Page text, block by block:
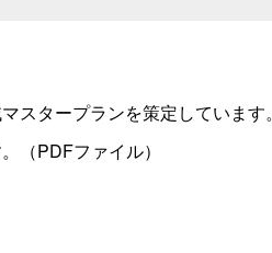
スタープランを策定しています。
（PDFファイル）